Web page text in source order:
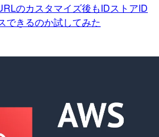
のカスタマイズ後もIDストアID
できるのか試してみた